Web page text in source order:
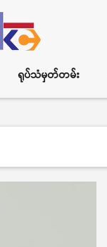
ရုပ်သံမှတ်တမ်း